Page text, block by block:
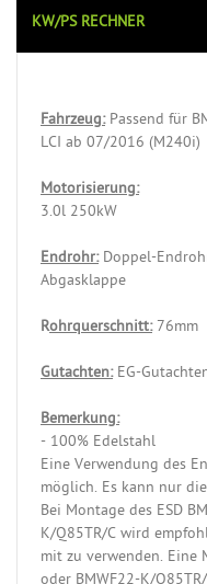
KW/PS RECHNER
Fahrzeug:Passend für
LCI ab 07/2016 (M240i)
Motorisierung:
3.0l 250kW
Endrohr:Doppel-
Abgasklappe
Rohrquerschnitt:76mm
Gutachten:EG-
Bemerkung:
- 100% Edelstahl
Eine Verwendung des
möglich. Es kann nur
Bei Montage des ESD
K/Q85TR/C wird
mit zu verwenden. Eine